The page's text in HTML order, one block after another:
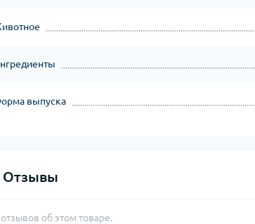
выпуска
Отзывы
об этом товаре.